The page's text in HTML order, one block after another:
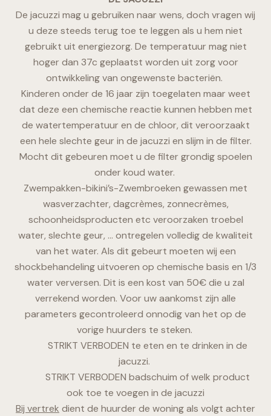
De jacuzzi mag u gebruiken naar wens, doch vragen wij
u deze steeds terug toe te leggen als u hem niet
gebruikt uit energiezorg. De temperatuur mag niet
hoger dan 37c geplaatst worden uit zorg voor
ontwikkeling van ongewenste bacteriën.
Kinderen onder de 16 jaar zijn toegelaten maar weet
dat deze een chemische reactie kunnen hebben met
de watertemperatuur en de chloor, dit veroorzaakt
een hele slechte geur in de jacuzzi en slijm in de filter.
Mocht dit gebeuren moet u de filter grondig spoelen
onder koud water.
Zwempakken-bikini’s-Zwembroeken gewassen met
wasverzachter, dagcrèmes, zonnecrèmes,
schoonheidsproducten etc veroorzaken troebel
water, slechte geur, … ontregelen volledig de kwaliteit
van het water. Als dit gebeurt moeten wij een
shockbehandeling uitvoeren op chemische basis en 1/3
water verversen. Dit is een kost van 50€ die u zal
verrekend worden. Voor uw aankomst zijn alle
parameters gecontroleerd onnodig van het op de
vorige huurders te steken.
STRIKT VERBODEN te eten en te drinken in de
jacuzzi.
STRIKT VERBODEN badschuim of welk product
ook toe te voegen in de jacuzzi
Bij vertrek dient de huurder de woning als volgt achter